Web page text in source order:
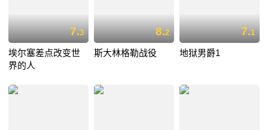
7.3
埃尔塞差点改变世
界的人
8.2
斯大林格勒战役
7.1
地狱男爵1